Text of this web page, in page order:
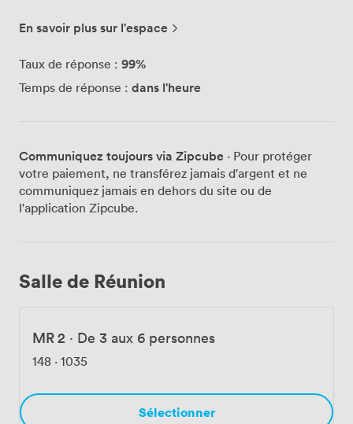
members as they move through the space. For larger
House delivers. Conveniently located near Oxford
including an on-site gym, rooftop terrace, Recharge
En savoir plus sur l'espace
Taux de réponse : 99%
Temps de réponse : dans l'heure
Communiquez toujours via Zipcube · Pour protéger
votre paiement, ne transférez jamais d'argent et ne
communiquez jamais en dehors du site ou de
l'application Zipcube.
Salle de Réunion
MR 2 · De 3 aux 6 personnes
148 · 1035
Sélectionner